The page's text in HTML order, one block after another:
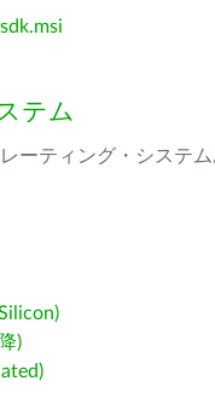
テム
ーティング・システ
)